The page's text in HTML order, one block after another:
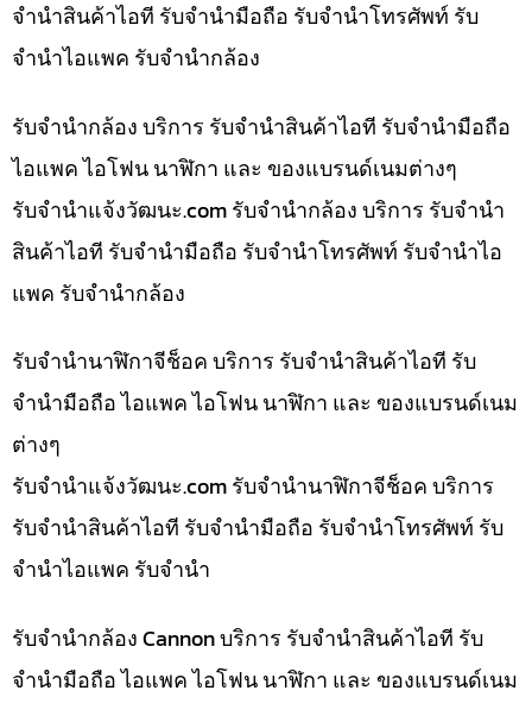
จำนำสินค้าไอที รับจำนำมือถือ รับจำนำโทรศัพท์ รับ
จำนำไอแพค รับจำนำกล้อง
รับจำนำกล้อง บริการ รับจำนำสินค้าไอที รับจำนำมือถือ
ไอแพค ไอโฟน นาฬิกา และ ของแบรนด์เนมต่างๆ
รับจํานําแจ้งวัฒนะ.com รับจำนำกล้อง บริการ รับจำนำ
สินค้าไอที รับจำนำมือถือ รับจำนำโทรศัพท์ รับจำนำไอ
แพค รับจำนำกล้อง
รับจำนำนาฬิกาจีช็อค บริการ รับจำนำสินค้าไอที รับ
จำนำมือถือ ไอแพค ไอโฟน นาฬิกา และ ของแบรนด์เนม
ต่างๆ
รับจํานําแจ้งวัฒนะ.com รับจำนำนาฬิกาจีช็อค บริการ
รับจำนำสินค้าไอที รับจำนำมือถือ รับจำนำโทรศัพท์ รับ
จำนำไอแพค รับจำนำ
รับจำนำกล้อง Cannon บริการ รับจำนำสินค้าไอที รับ
จำนำมือถือ ไอแพค ไอโฟน นาฬิกา และ ของแบรนด์เนม